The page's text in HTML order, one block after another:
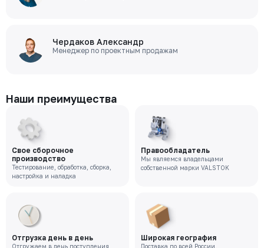
Чердаков Александр
Менеджер по проектным продажам
Наши преимущества
Свое сборочное
производство
Тестирование, обработка, сборка,
настройка и наладка
Правообладатель
Мы являемся владельцами
собственной марки VALSTOK
Отгрузка день в день
Отгружаем в день поступления
Широкая география
Доставка по всей России,